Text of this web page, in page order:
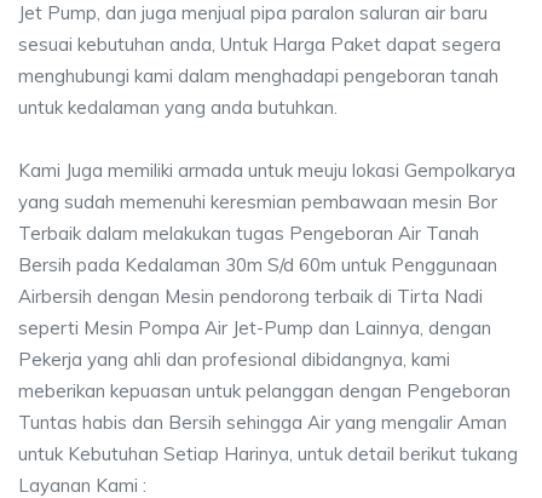
Jet Pump, dan juga menjual pipa paralon saluran air baru
sesuai kebutuhan anda, Untuk Harga Paket dapat segera
menghubungi kami dalam menghadapi pengeboran tanah
untuk kedalaman yang anda butuhkan.
Kami Juga memiliki armada untuk meuju lokasi Gempolkarya
yang sudah memenuhi keresmian pembawaan mesin Bor
Terbaik dalam melakukan tugas Pengeboran Air Tanah
Bersih pada Kedalaman 30m S/d 60m untuk Penggunaan
Airbersih dengan Mesin pendorong terbaik di Tirta Nadi
seperti Mesin Pompa Air Jet-Pump dan Lainnya, dengan
Pekerja yang ahli dan profesional dibidangnya, kami
meberikan kepuasan untuk pelanggan dengan Pengeboran
Tuntas habis dan Bersih sehingga Air yang mengalir Aman
untuk Kebutuhan Setiap Harinya, untuk detail berikut tukang
Layanan Kami :